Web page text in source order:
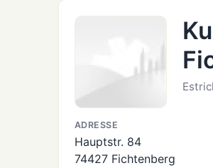
ADRESSE
Hauptstr. 84
74427 Fichtenberg